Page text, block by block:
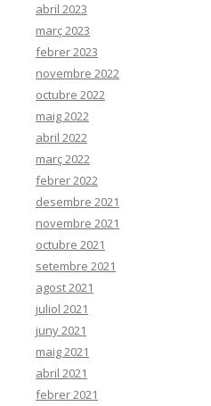
abril 2023
març 2023
febrer 2023
novembre 2022
octubre 2022
maig 2022
abril 2022
març 2022
febrer 2022
desembre 2021
novembre 2021
octubre 2021
setembre 2021
agost 2021
juliol 2021
juny 2021
maig 2021
abril 2021
febrer 2021